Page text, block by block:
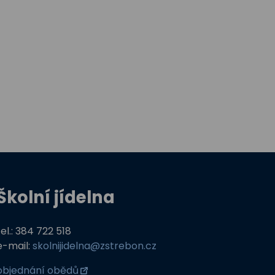
jídelna
384 722 518
mail:skolnijidelna@zstrebon.cz
obědů